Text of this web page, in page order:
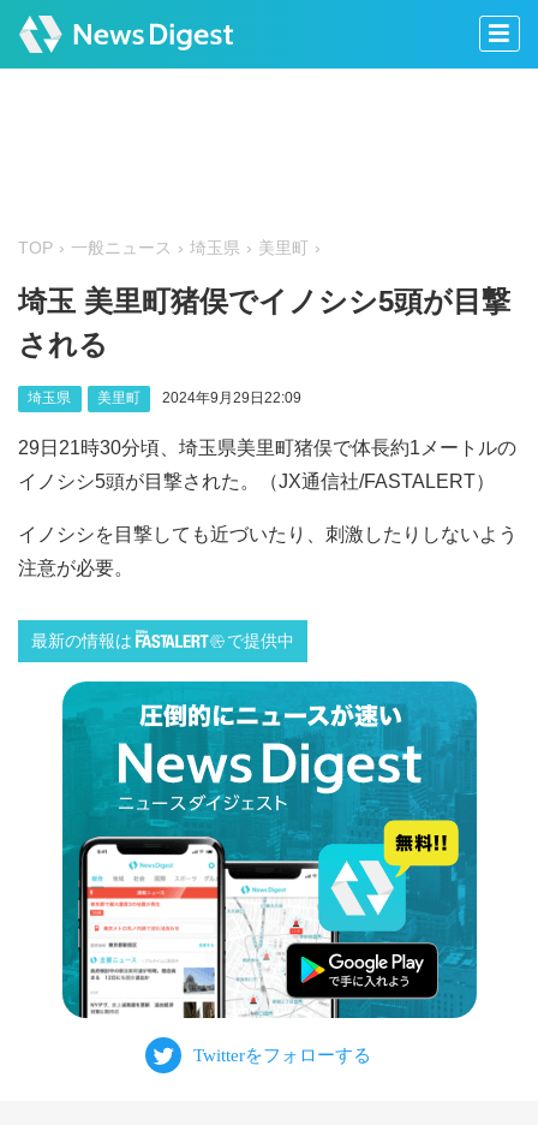
TOP 一般ニュース 埼玉県 美里町
埼玉 美里町猪俣でイノシシ5頭が目撃
される
埼玉県 美里町 2024年9月29日22:09
29日21時30分頃、埼玉県美里町猪俣で体長約1メートルの
イノシシ5頭が目撃された。（JX通信社/FASTALERT）
イノシシを目撃しても近づいたり、刺激したりしないよう
注意が必要。
最新の情報は で提供中